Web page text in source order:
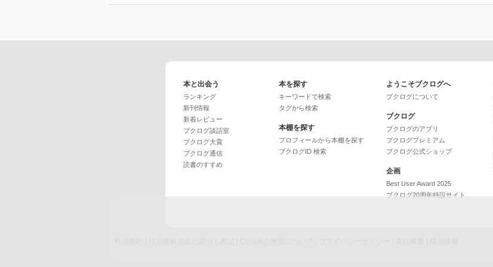
本と出会う
ランキング
新刊情報
新着レビュー
ブクログ談話室
ブクログ大賞
ブクログ通信
読書のすすめ
本を探す
キーワードで検索
タグから検索
本棚を探す
プロフィールから本棚を探す
ブクログID 検索
ようこそブクログへ
ブクログについて
ブクログ
ブクログのアプリ
ブクログプレミアム
ブクログ公式ショップ
企画
Best User Award 2025
ブクログ20周年特設サイト